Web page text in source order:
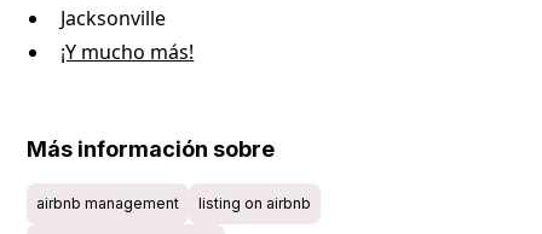
Jacksonville
¡Y mucho más!
Más información sobre
airbnb management listing on airbnb